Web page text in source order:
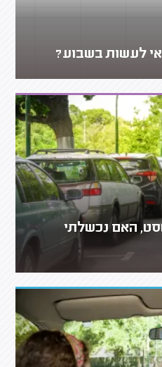
לעשות בשבוע?
האם נכשלתי